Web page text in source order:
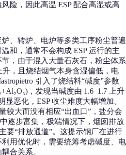
险，因此高温 ESP 配合高湿或高
、转炉、电炉等多类工序粉尘普遍
和，通常不会构成 ESP 运行的主
，由于混入大量石灰石，粉尘体系
升，且烧结烟气本身含湿偏低，电
引入了烧结料“碱度”参数
，发现当碱度由 1.6–1.7 上升
显恶化，ESP 收尘难度大幅增加。
较大而没有相应“出血口”，盐分会
逐步富集，极端情况下，烟囱排放
要“排放通道”。这提示钢厂在进行
用优化时，需要统筹考虑碱度、电
合关系。